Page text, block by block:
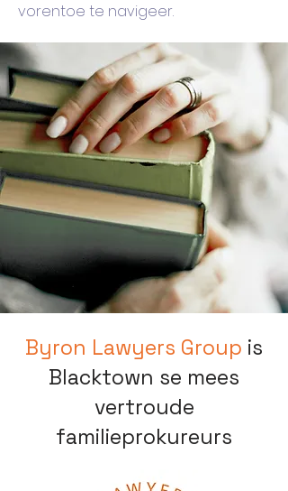
vorentoe te navigeer.
Byron Lawyers Group is
Blacktown se mees
vertroude
familieprokureurs